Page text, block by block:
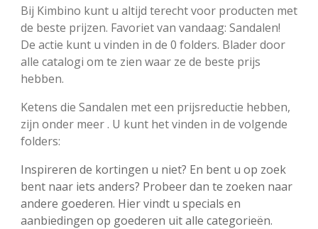
Bij Kimbino kunt u altijd terecht voor producten met
de beste prijzen. Favoriet van vandaag: Sandalen!
De actie kunt u vinden in de 0 folders. Blader door
alle catalogi om te zien waar ze de beste prijs
hebben.
Ketens die Sandalen met een prijsreductie hebben,
zijn onder meer . U kunt het vinden in de volgende
folders:
Inspireren de kortingen u niet? En bent u op zoek
bent naar iets anders? Probeer dan te zoeken naar
andere goederen. Hier vindt u specials en
aanbiedingen op goederen uit alle categorieën.